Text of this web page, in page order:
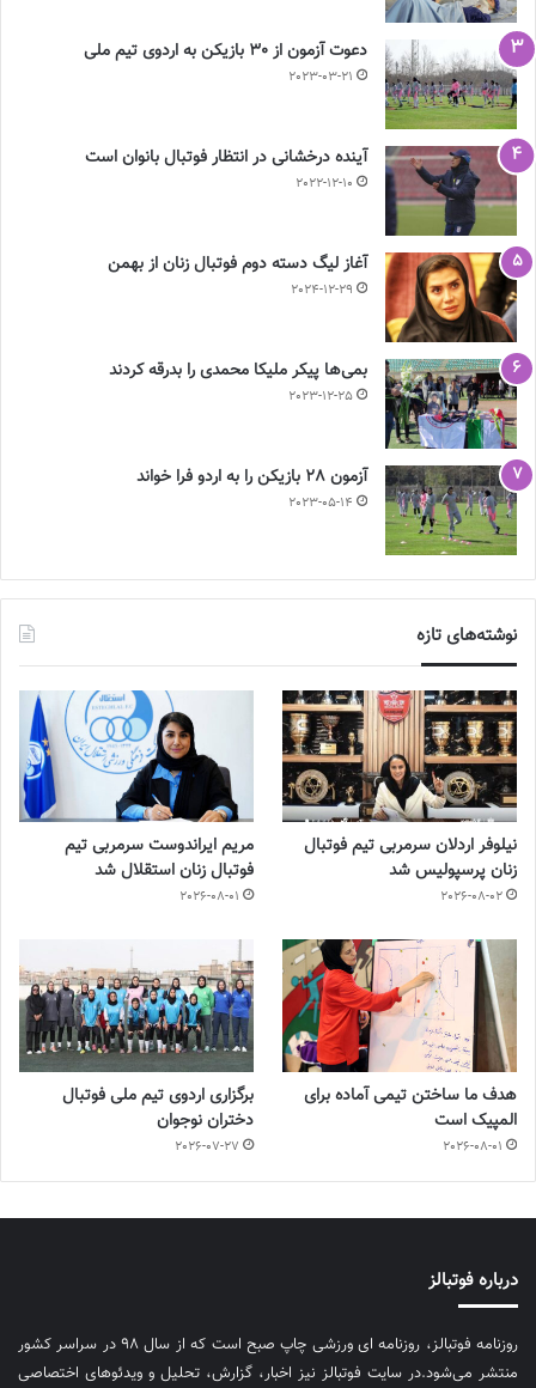
دعوت آزمون از 30 بازیکن به اردوی تیم ملی
2023-03-21
آینده درخشانی در انتظار فوتبال بانوان است
2022-12-10
آغاز لیگ دسته دوم فوتبال زنان از بهمن
2024-12-29
بمی‌ها پیکر ملیکا محمدی را بدرقه کردند
2023-12-25
آزمون 28 بازیکن را به اردو فرا خواند
2023-05-14
نوشته‌های تازه
نیلوفر اردلان سرمربی تیم فوتبال
زنان پرسپولیس شد
2026-08-02
مریم ایراندوست سرمربی تیم
فوتبال زنان استقلال شد
2026-08-01
هدف ما ساختن تیمی آماده برای
المپیک است
2026-08-01
برگزاری اردوی تیم ملی فوتبال
دختران نوجوان
2026-07-27
درباره فوتبالز
روزنامه فوتبالز، روزنامه ای ورزشی چاپ صبح است که از سال ۹۸ در سراسر کشور
منتشر می‌شود.در سایت فوتبالز نیز اخبار، گزارش، تحلیل و ویدئوهای اختصاصی